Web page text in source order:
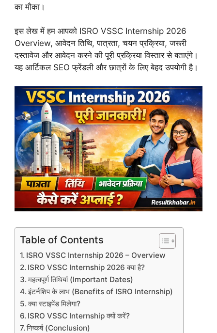
का मौका।
इस लेख में हम आपको ISRO VSSC Internship 2026
Overview, आवेदन तिथि, पात्रता, चयन प्रक्रिया, जरूरी
दस्तावेज और आवेदन करने की पूरी प्रक्रिया विस्तार से बताएंगे।
यह आर्टिकल SEO फ्रेंडली और छात्रों के लिए बेहद उपयोगी है।
Table of Contents
ISRO VSSC Internship 2026 – Overview
ISRO VSSC Internship 2026 क्या है?
महत्वपूर्ण तिथियां (Important Dates)
इंटर्नशिप के लाभ (Benefits of ISRO Internship)
क्या स्टाइपेंड मिलेगा?
ISRO VSSC Internship क्यों करें?
निष्कर्ष (Conclusion)